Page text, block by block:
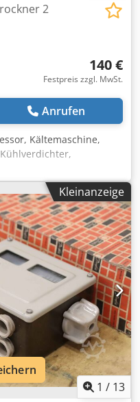
2
140 €
Festpreis zzgl. MwSt.
Anrufen
Kältemaschine,
Cjdoqpl
Flüssigkeitssammler
Ausführung -
28 bar -
Preis/Abgabe: komplett -
-Gewicht ges.: 13,8 kg
Kleinanzeige
1 / 13